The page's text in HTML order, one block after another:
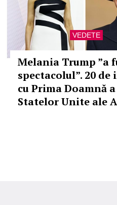
VEDETE
Melania Trump ”a
spectacolul”. 20
cu Prima Doamnă a
Statelor Unite ale